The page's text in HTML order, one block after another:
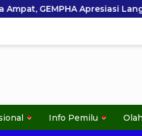
Ditpolairud Polda Papua
Info Pemilu